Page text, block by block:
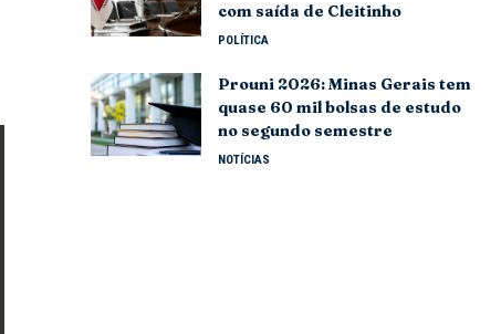
com saída de Cleitinho
POLÍTICA
Prouni 2026: Minas Gerais tem
quase 60 mil bolsas de estudo
no segundo semestre
NOTÍCIAS